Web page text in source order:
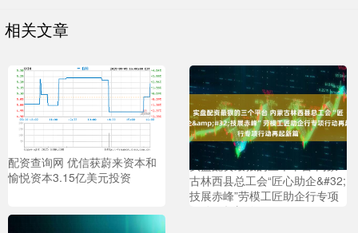
相关文章
配资查询网 优信获蔚来资本和
愉悦资本3.15亿美元投资
实盘配资最狠的三个平台 内蒙
古林西县总工会“匠心助企&#32;
技展赤峰”劳模工匠助企行专项
行动再起新篇